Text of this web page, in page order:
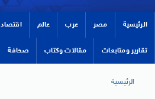
الرئيسية مصر عرب عالم اقتصاد
تقارير ومتابعات مقالات وكتاب صحافة
الرئيسية